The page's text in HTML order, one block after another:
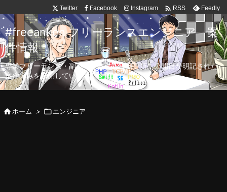
Twitter Facebook Instagram  RSS Feedly
#freeanken フリーランスエンジニア 案
件情報
専業フリーランス・副業向け案件を毎日更新！公開日が明記された
案件のみを公開しています。
ホーム > エンジニア